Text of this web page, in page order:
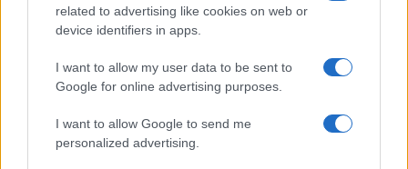
related to advertising like cookies on web or
device identifiers in apps.
I want to allow my user data to be sent to
Google for online advertising purposes.
I want to allow Google to send me
personalized advertising.